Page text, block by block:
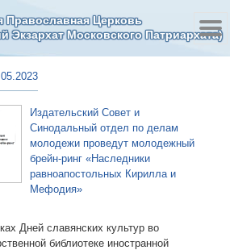
Православная Церковь
Экзархат Московского Патриархата)
Издательский Совет и
Синодальный отдел по делам
молодежи проведут молодежный
брейн-ринг «Наследники
равноапостольных Кирилла и
Мефодия»
Дней славянских культур во
библиотеке иностранной